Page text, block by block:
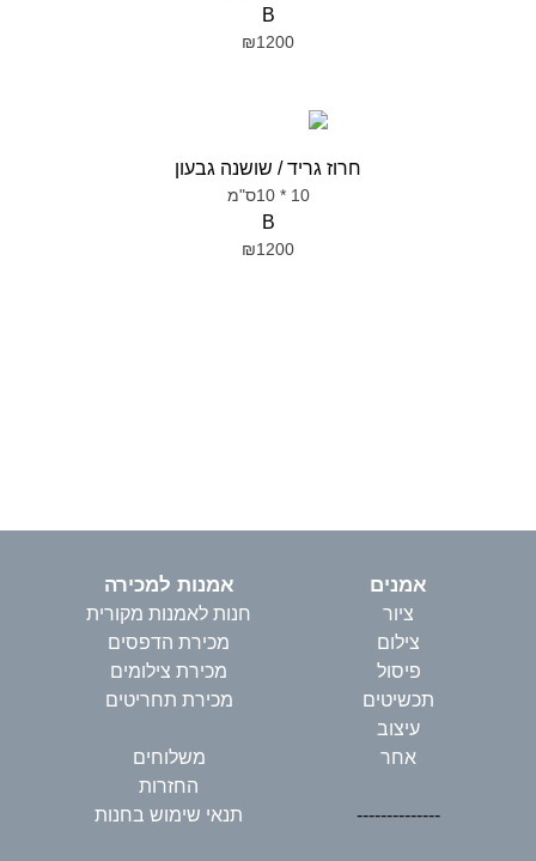
B
₪1200
חרוז גריד / שושנה גבעון
10 * 10ס"מ
B
₪1200
אמנים
ציור
צילום
פיסול
תכשיטים
עיצוב
אחר
--------------
אמנות למכירה
חנות לאמנות מקורית
מכירת הדפסים
מכירת צילומים
מכירת תחריטים
משלוחים
החזרות
תנאי שימוש בחנות